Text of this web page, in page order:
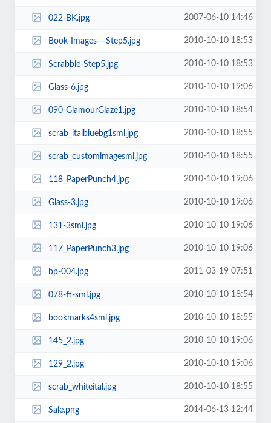
022-BK.jpg 2007-06-10 14:46
Book-Images---Step5.jpg 2010-10-10 18:53
Scrabble-Step5.jpg 2010-10-10 18:53
Glass-6.jpg 2010-10-10 19:06
090-GlamourGlaze1.jpg 2010-10-10 18:54
scrab_italbluebg1sml.jpg 2010-10-10 18:55
scrab_customimagesml.jpg 2010-10-10 18:55
118_PaperPunch4.jpg 2010-10-10 19:06
Glass-3.jpg 2010-10-10 19:06
131-3sml.jpg 2010-10-10 19:06
117_PaperPunch3.jpg 2010-10-10 19:06
bp-004.jpg 2011-03-19 07:51
078-ft-sml.jpg 2010-10-10 18:54
bookmarks4sml.jpg 2010-10-10 18:55
145_2.jpg 2010-10-10 19:06
129_2.jpg 2010-10-10 19:06
scrab_whiteital.jpg 2010-10-10 18:55
Sale.png 2014-06-13 12:44